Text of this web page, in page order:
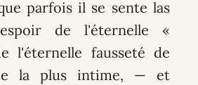
parfois il se sente las
de l'éternelle «
l'éternelle fausseté de
la plus intime, — et